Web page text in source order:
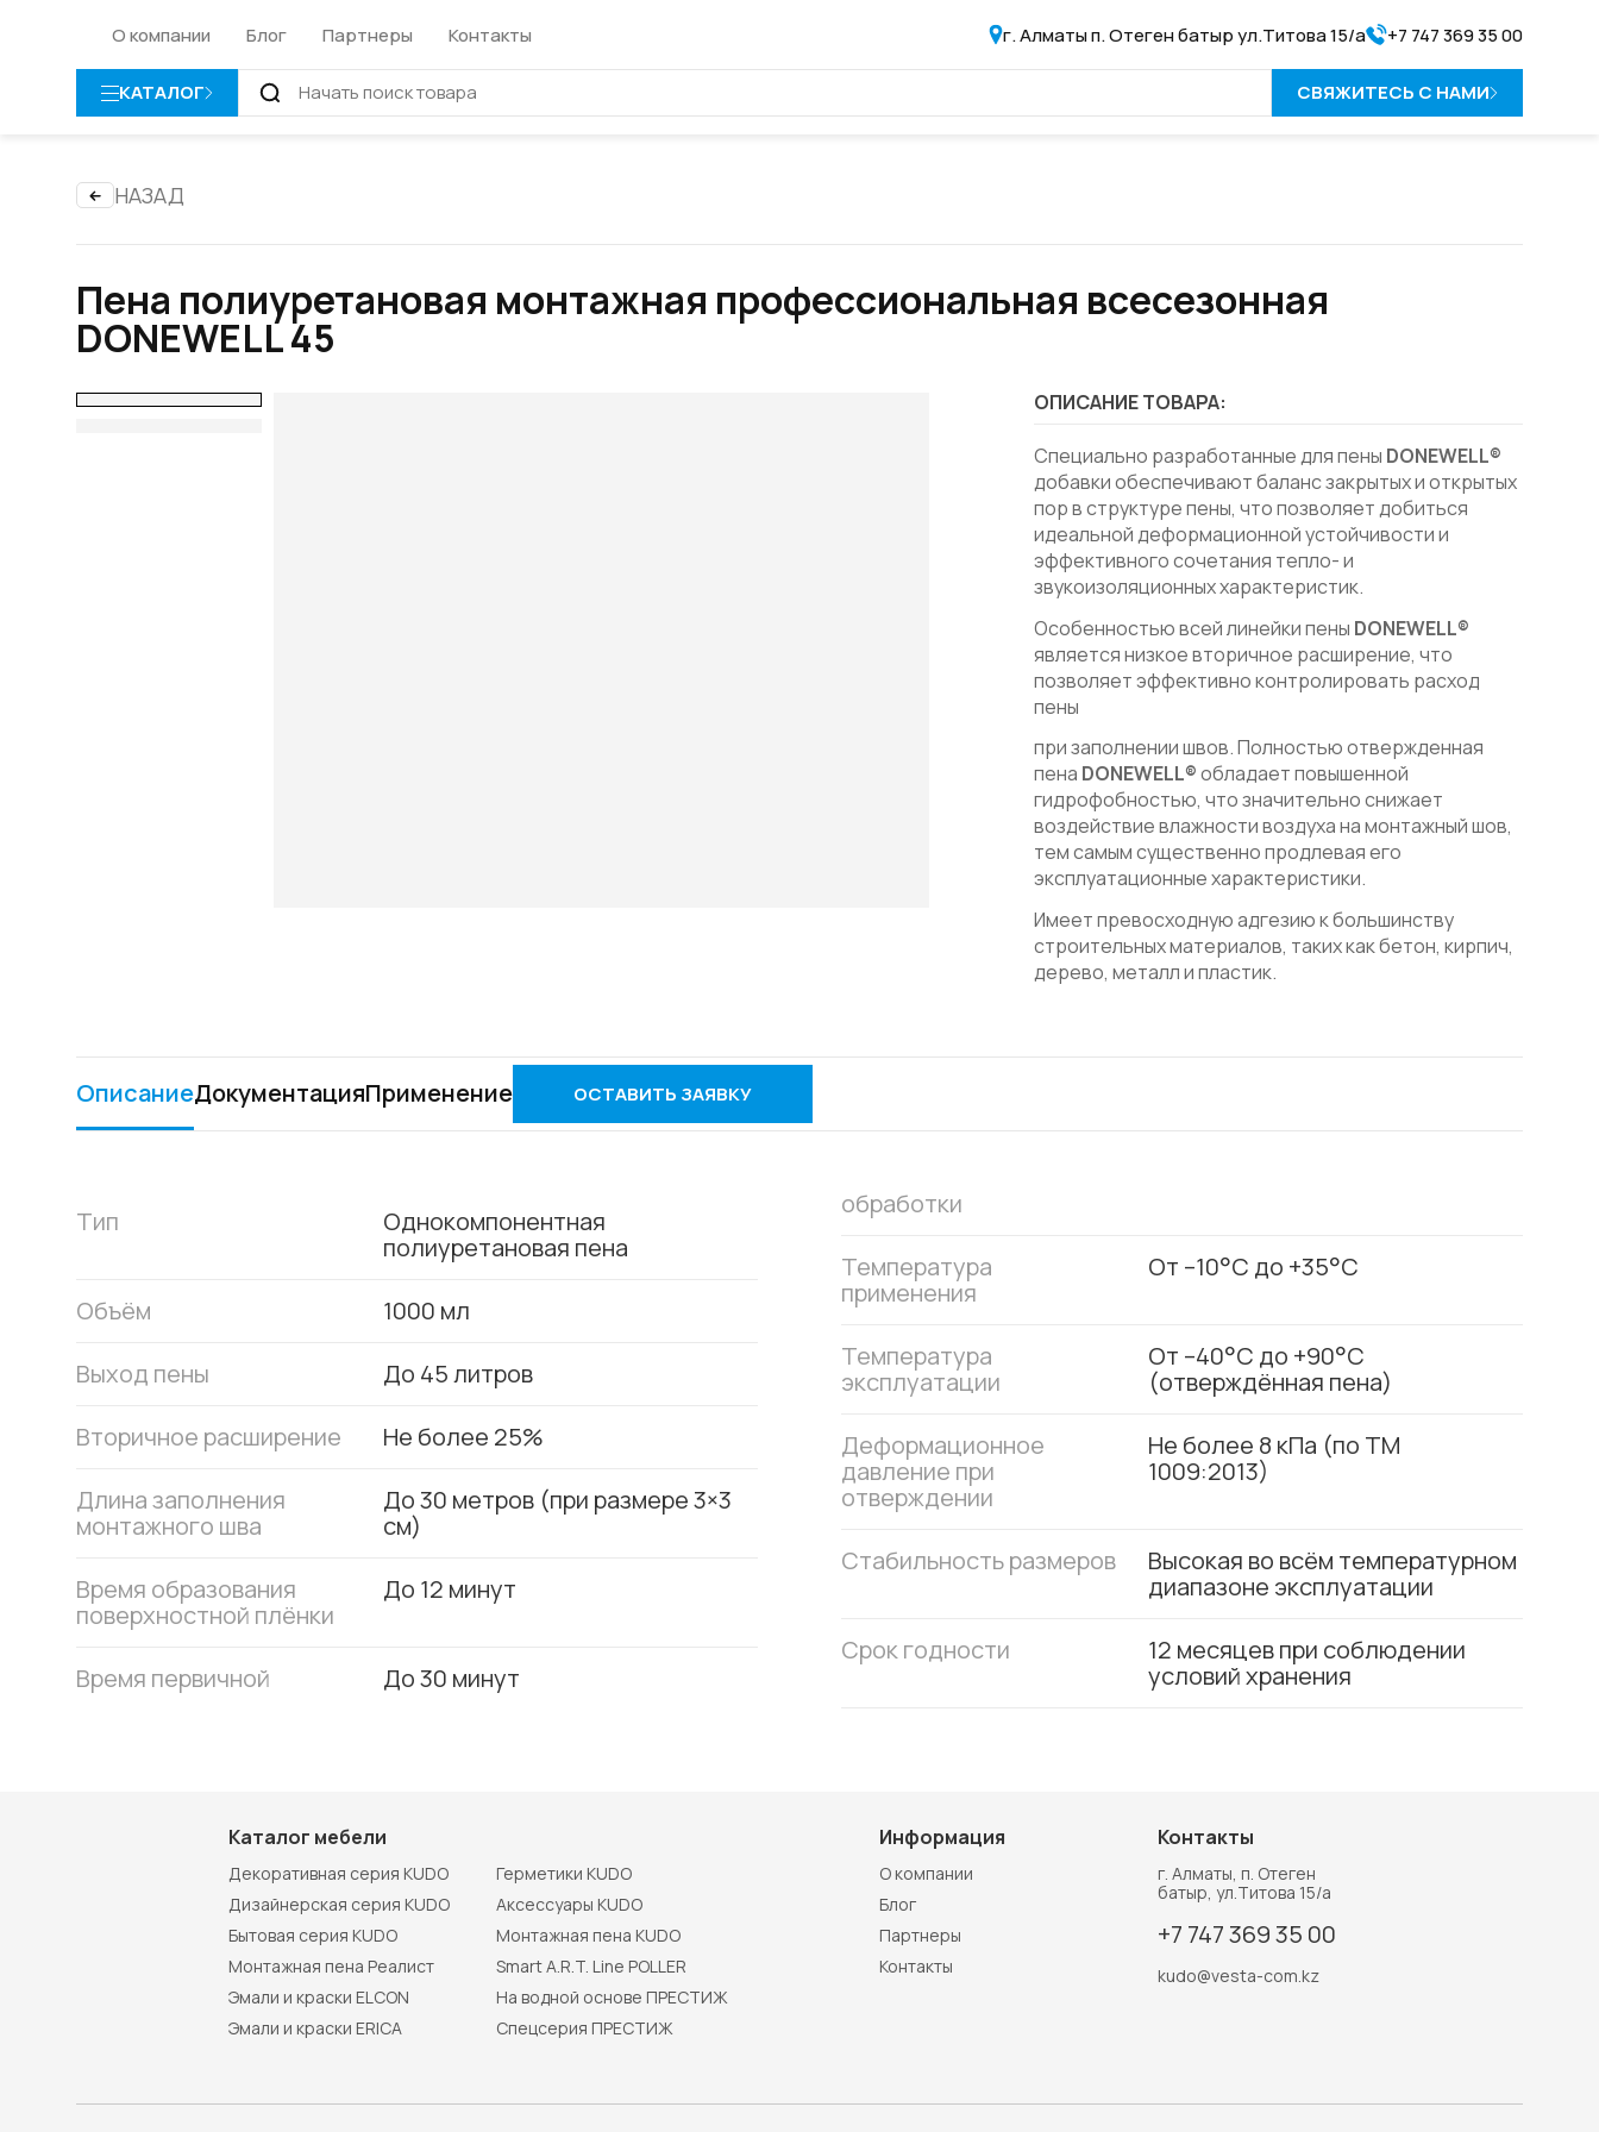
О компании Блог Партнеры Контакты г. Алматы п. Отеген батыр ул.Титова 15/а +7 747 369 35 00
КАТАЛОГ СВЯЖИТЕСЬ С НАМИ
НАЗАД
Пена полиуретановая монтажная профессиональная всесезонная
DONEWELL 45
ОПИСАНИЕ ТОВАРА:
Специально разработанные для пены DONEWELL®
добавки обеспечивают баланс закрытых и открытых
пор в структуре пены, что позволяет добиться
идеальной деформационной устойчивости и
эффективного сочетания тепло- и
звукоизоляционных характеристик.
Особенностью всей линейки пены DONEWELL®
является низкое вторичное расширение, что
позволяет эффективно контролировать расход
пены
при заполнении швов. Полностью отвержденная
пена DONEWELL®обладает повышенной
гидрофобностью, что значительно снижает
воздействие влажности воздуха на монтажный шов,
тем самым существенно продлевая его
эксплуатационные характеристики.
Имеет превосходную адгезию к большинству
строительных материалов, таких как бетон, кирпич,
дерево, металл и пластик.
ОписаниеДокументацияПрименение ОСТАВИТЬ ЗАЯВКУ
Тип
Однокомпонентная
полиуретановая пена
Объём
1000 мл
Выход пены
До 45 литров
Вторичное расширение
Не более 25%
Длина заполнения
монтажного шва
До 30 метров (при размере 3×3
см)
Время образования
поверхностной плёнки
До 12 минут
Время первичной
обработки
До 30 минут
Температура
применения
От –10°C до +35°C
Температура
эксплуатации
От –40°C до +90°C
(отверждённая пена)
Деформационное
давление при
отверждении
Не более 8 кПа (по TM
1009:2013)
Стабильность размеров
Высокая во всём температурном
диапазоне эксплуатации
Срок годности
12 месяцев при соблюдении
условий хранения
Каталог мебели
Декоративная серия KUDO
Дизайнерская серия KUDO
Бытовая серия KUDO
Монтажная пена Реалист
Эмали и краски ELCON
Эмали и краски ERICA
Герметики KUDO
Аксессуары KUDO
Монтажная пена KUDO
Smart A.R.T. Line POLLER
На водной основе ПРЕСТИЖ
Спецсерия ПРЕСТИЖ
Информация
О компании
Блог
Партнеры
Контакты
Контакты
г. Алматы, п. Отеген
батыр, ул.Титова 15/а
+7 747 369 35 00
kudo@vesta-com.kz